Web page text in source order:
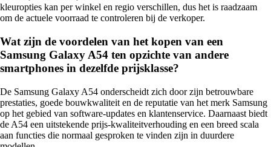
kleuropties kan per winkel en regio verschillen, dus het is raadzaam
om de actuele voorraad te controleren bij de verkoper.
Wat zijn de voordelen van het kopen van een
Samsung Galaxy A54 ten opzichte van andere
smartphones in dezelfde prijsklasse?
De Samsung Galaxy A54 onderscheidt zich door zijn betrouwbare
prestaties, goede bouwkwaliteit en de reputatie van het merk Samsung
op het gebied van software-updates en klantenservice. Daarnaast biedt
de A54 een uitstekende prijs-kwaliteitverhouding en een breed scala
aan functies die normaal gesproken te vinden zijn in duurdere